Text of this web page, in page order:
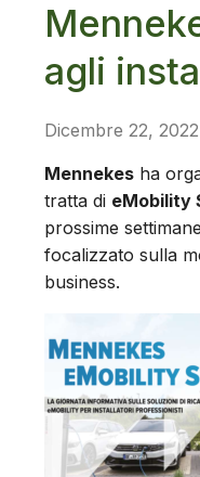
agli
Dicembre 22, 2022
Mennekes ha
tratta di eMobility
prossime
focalizzato sulla
business.